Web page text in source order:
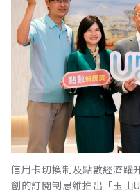
信用卡切換制及點數經濟躍
創的訂閱制思維推出「玉山